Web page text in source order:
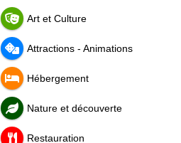
Art et Culture
Attractions - Animations
Hébergement
Nature et découverte
Restauration